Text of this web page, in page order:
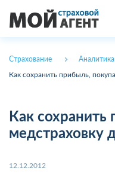
Страхование Аналитика
Как сохранить прибыль,
Как сохранить
медстраховку
12.12.2012